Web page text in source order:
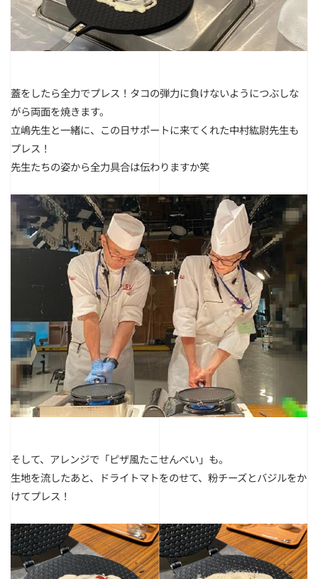
蓋をしたら全力でプレス！タコの弾力に負けないようにつぶしな
がら両面を焼きます。
立嶋先生と一緒に、この日サポートに来てくれた中村紘尉先生も
プレス！
先生たちの姿から全力具合は伝わりますか笑
そして、アレンジで「ピザ風たこせんべい」も。
生地を流したあと、ドライトマトをのせて、粉チーズとバジルをか
けてプレス！